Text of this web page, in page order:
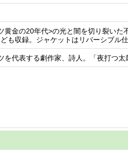
金の20年代>の光と闇を切り裂いた
も収録。ジャケットはリバーシブル仕
代表する劇作家、詩人。「夜打つ太